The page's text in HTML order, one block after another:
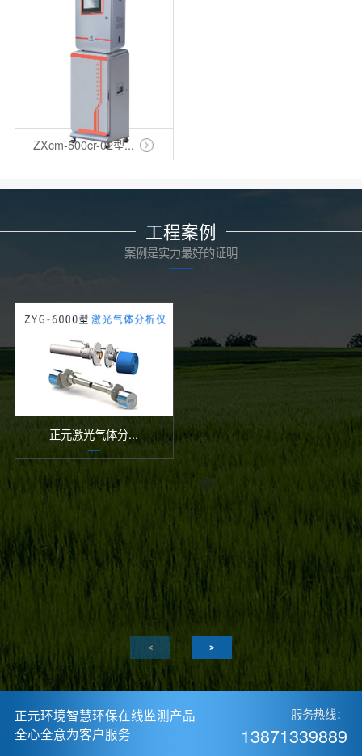
ZXcm-500cr-02型...
工程案例
案例是实力最好的证明
正元激光气体分...
正元环境智慧环保在线监测产品
全心全意为客户服务
服务热线：
13871339889